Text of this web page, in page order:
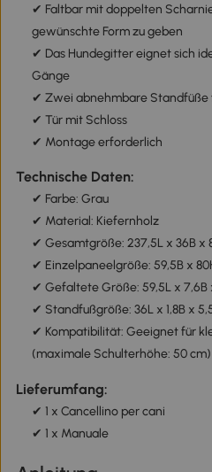
✔ Faltbar mit doppelten
gewünschte Form zu geben
✔ Das Hundegitter eignet sich
Gänge
✔ Zwei abnehmbare
✔ Tür mit Schloss
✔ Montage erforderlich
Technische Daten:
✔ Farbe: Grau
✔ Material: Kiefernholz
✔ Gesamtgröße: 237,5L x 36B x
✔ Einzelpaneelgröße: 59,5B x
✔ Gefaltete Größe: 59,5L x 7,6B
✔ Standfußgröße: 36L x 1,8B x
✔ Kompatibilität: Geeignet für
(maximale Schulterhöhe: 50 cm)
Lieferumfang:
✔ 1 x Cancellino per cani
✔ 1 x Manuale